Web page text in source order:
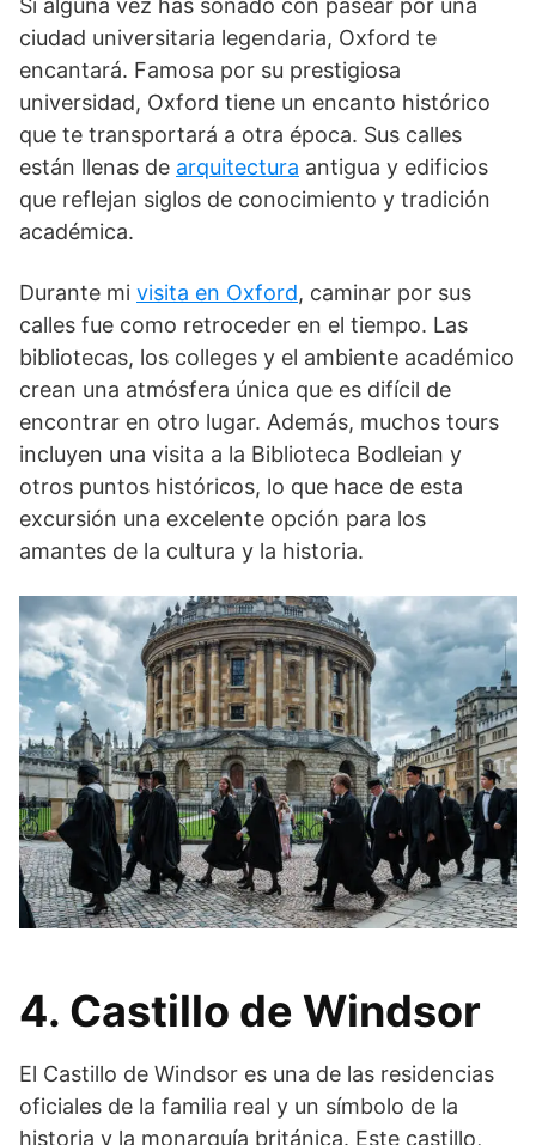
Si alguna vez has soñado con pasear por una
ciudad universitaria legendaria, Oxford te
encantará. Famosa por su prestigiosa
universidad, Oxford tiene un encanto histórico
que te transportará a otra época. Sus calles
están llenas de arquitectura antigua y edificios
que reflejan siglos de conocimiento y tradición
académica.
Durante mi visita en Oxford, caminar por sus
calles fue como retroceder en el tiempo. Las
bibliotecas, los colleges y el ambiente académico
crean una atmósfera única que es difícil de
encontrar en otro lugar. Además, muchos tours
incluyen una visita a la Biblioteca Bodleian y
otros puntos históricos, lo que hace de esta
excursión una excelente opción para los
amantes de la cultura y la historia.
4. Castillo de Windsor
El Castillo de Windsor es una de las residencias
oficiales de la familia real y un símbolo de la
historia y la monarquía británica. Este castillo,